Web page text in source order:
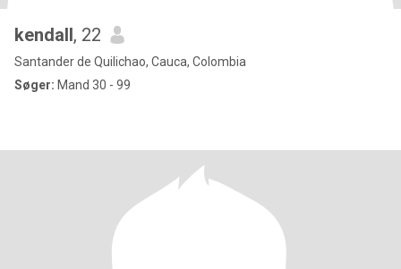
kendall, 22
Santander de Quilichao, Cauca, Colombia
Søger: Mand 30 - 99